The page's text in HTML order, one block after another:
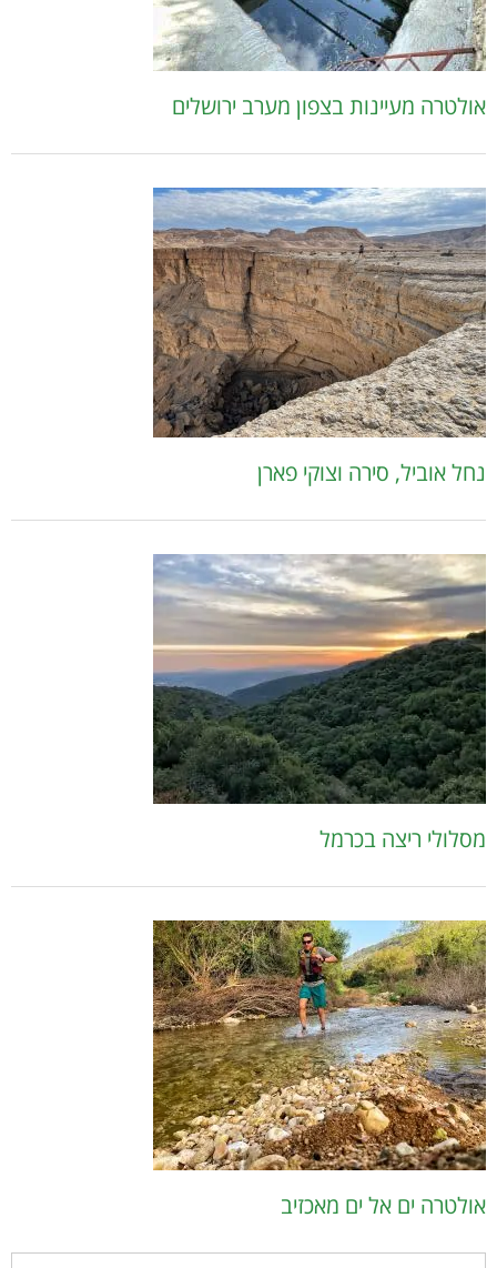
אולטרה מעיינות בצפון מערב ירושלים
נחל אוביל, סירה וצוקי פארן
מסלולי ריצה בכרמל
אולטרה ים אל ים מאכזיב